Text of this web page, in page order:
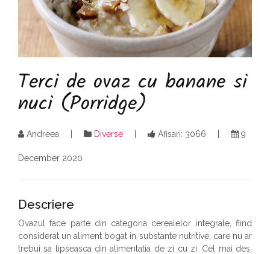
Terci de ovaz cu banane si
nuci (Porridge)
Andreea Diverse Afisari: 3066 9
December 2020
Descriere
Ovazul face parte din categoria cerealelor integrale, fiind
considerat un aliment bogat in substante nutritive, care nu ar
trebui sa lipseasca din alimentatia de zi cu zi. Cel mai des,